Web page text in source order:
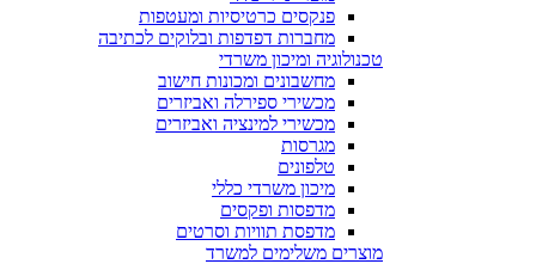
פנקסים כרטיסיות ומעטפות
מחברות דפדפות ובלוקים לכתיבה
טכנולוגיה ומיכון משרדי
מחשבונים ומכונות חישוב
מכשירי ספירלה ואביזרים
מכשירי למינציה ואביזרים
מגרסות
טלפונים
מיכון משרדי כללי
מדפסות ופקסים
מדפסת תוויות וסרטים
מוצרים משלימים למשרד